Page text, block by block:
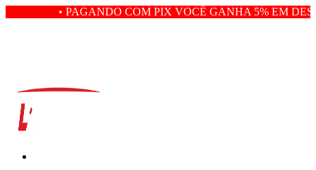
• PAGANDO COM PIX VOCÊ GANHA 5% EM